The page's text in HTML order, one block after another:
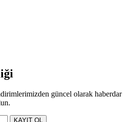
güncel olarak haberdar
KAYIT OL